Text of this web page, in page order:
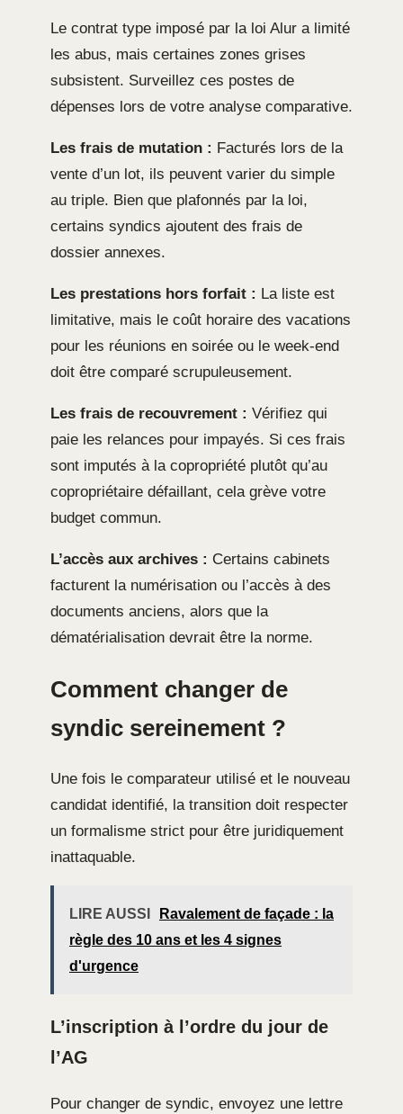
Le contrat type imposé par la loi Alur a limité
les abus, mais certaines zones grises
subsistent. Surveillez ces postes de
dépenses lors de votre analyse comparative.
Les frais de mutation : Facturés lors de la
vente d’un lot, ils peuvent varier du simple
au triple. Bien que plafonnés par la loi,
certains syndics ajoutent des frais de
dossier annexes.
Les prestations hors forfait : La liste est
limitative, mais le coût horaire des vacations
pour les réunions en soirée ou le week-end
doit être comparé scrupuleusement.
Les frais de recouvrement : Vérifiez qui
paie les relances pour impayés. Si ces frais
sont imputés à la copropriété plutôt qu’au
copropriétaire défaillant, cela grève votre
budget commun.
L’accès aux archives : Certains cabinets
facturent la numérisation ou l’accès à des
documents anciens, alors que la
dématérialisation devrait être la norme.
Comment changer de
syndic sereinement ?
Une fois le comparateur utilisé et le nouveau
candidat identifié, la transition doit respecter
un formalisme strict pour être juridiquement
inattaquable.
LIRE AUSSI
Ravalement de façade : la
règle des 10 ans et les 4 signes
d'urgence
L’inscription à l’ordre du jour de
l’AG
Pour changer de syndic, envoyez une lettre